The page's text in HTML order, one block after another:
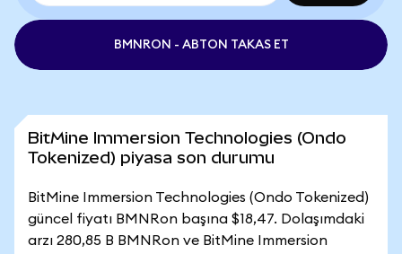
BMNRON - ABTON TAKAS ET
BitMine Immersion Technologies (Ondo
Tokenized) piyasa son durumu
BitMine Immersion Technologies (Ondo Tokenized)
güncel fiyatı BMNRon başına $18,47. Dolaşımdaki
arzı 280,85 B BMNRon ve BitMine Immersion